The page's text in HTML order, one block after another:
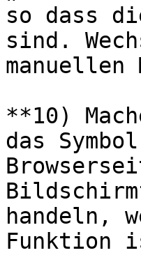
so dass
sind.
manuellen
**10)
das
handeln,
Funktion